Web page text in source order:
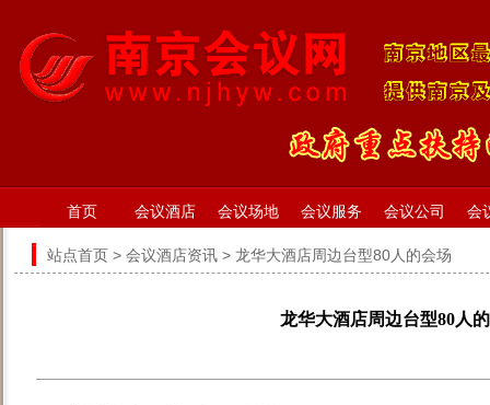
首页 会议酒店 会议场地 会议服务 会议公司 会
站点首页 > 会议酒店资讯 > 龙华大酒店周边台型80人的会场
龙华大酒店周边台型80人